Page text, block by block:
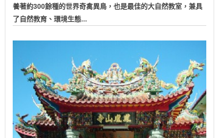
養著約300餘種的世界奇禽異鳥，也是最佳的大自然教室，兼具
了自然教育、環境生態...